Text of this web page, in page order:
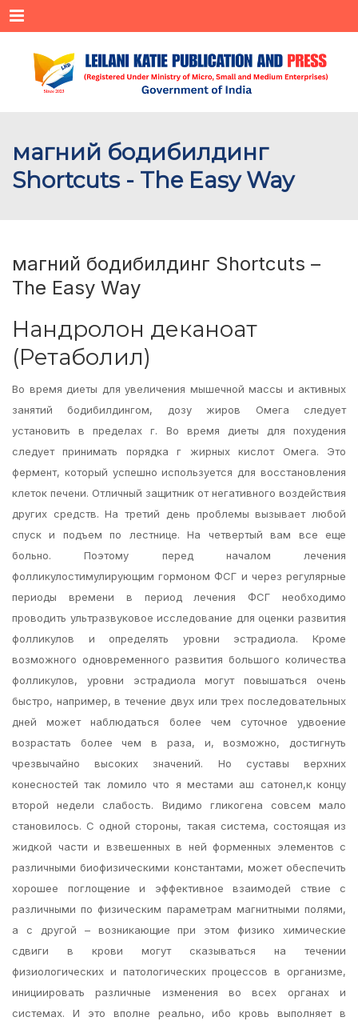
Menu
магний бодибилдинг
Shortcuts - The Easy Way
магний бодибилдинг Shortcuts –
The Easy Way
Нандролон деканоат
(Ретаболил)
Во время диеты для увеличения мышечной массы и активных
занятий бодибилдингом, дозу жиров Омега следует
установить в пределах г. Во время диеты для похудения
следует принимать порядка г жирных кислот Омега. Это
фермент, который успешно используется для восстановления
клеток печени. Отличный защитник от негативного воздействия
других средств. На третий день проблемы вызывает любой
спуск и подъем по лестнице. На четвертый вам все еще
больно. Поэтому перед началом лечения
фолликулостимулирующим гормоном ФСГ и через регулярные
периоды времени в период лечения ФСГ необходимо
проводить ультразвуковое исследование для оценки развития
фолликулов и определять уровни эстрадиола. Кроме
возможного одновременного развития большого количества
фолликулов, уровни эстрадиола могут повышаться очень
быстро, например, в течение двух или трех последовательных
дней может наблюдаться более чем суточное удвоение
возрастать более чем в раза, и, возможно, достигнуть
чрезвычайно высоких значений. Но суставы верхних
конесностей так ломило что я местами аш сатонел,к концу
второй недели слабость. Видимо гликогена совсем мало
становилось. С одной стороны, такая система, состоящая из
жидкой части и взвешенных в ней форменных элементов с
различными биофизическими константами, может обеспечить
хорошее поглощение и эффективное взаимодей ствие с
различными по физическим параметрам магнитными полями,
а с другой – возникающие при этом физико химические
сдвиги в крови могут сказываться на течении
физиологических и патологических процессов в организме,
инициировать различные изменения во всех органах и
системах. И это вполне реально, ибо кровь выполняет в